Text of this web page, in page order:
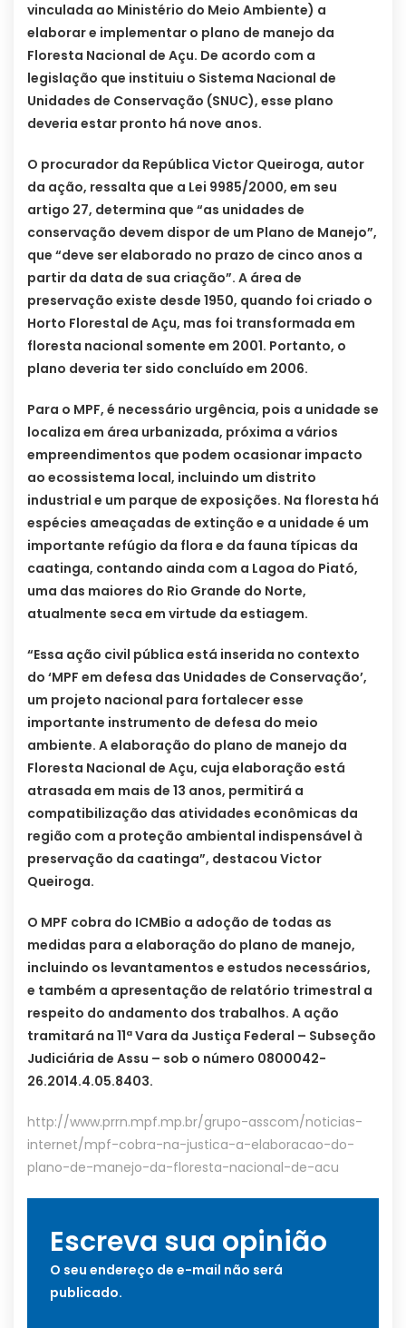
vinculada ao Ministério do Meio Ambiente) a
elaborar e implementar o plano de manejo da
Floresta Nacional de Açu. De acordo com a
legislação que instituiu o Sistema Nacional de
Unidades de Conservação (SNUC), esse plano
deveria estar pronto há nove anos.
O procurador da República Victor Queiroga, autor
da ação, ressalta que a Lei 9985/2000, em seu
artigo 27, determina que “as unidades de
conservação devem dispor de um Plano de Manejo”,
que “deve ser elaborado no prazo de cinco anos a
partir da data de sua criação”. A área de
preservação existe desde 1950, quando foi criado o
Horto Florestal de Açu, mas foi transformada em
floresta nacional somente em 2001. Portanto, o
plano deveria ter sido concluído em 2006.
Para o MPF, é necessário urgência, pois a unidade se
localiza em área urbanizada, próxima a vários
empreendimentos que podem ocasionar impacto
ao ecossistema local, incluindo um distrito
industrial e um parque de exposições. Na floresta há
espécies ameaçadas de extinção e a unidade é um
importante refúgio da flora e da fauna típicas da
caatinga, contando ainda com a Lagoa do Piató,
uma das maiores do Rio Grande do Norte,
atualmente seca em virtude da estiagem.
“Essa ação civil pública está inserida no contexto
do ‘MPF em defesa das Unidades de Conservação’,
um projeto nacional para fortalecer esse
importante instrumento de defesa do meio
ambiente. A elaboração do plano de manejo da
Floresta Nacional de Açu, cuja elaboração está
atrasada em mais de 13 anos, permitirá a
compatibilização das atividades econômicas da
região com a proteção ambiental indispensável à
preservação da caatinga”, destacou Victor
Queiroga.
O MPF cobra do ICMBio a adoção de todas as
medidas para a elaboração do plano de manejo,
incluindo os levantamentos e estudos necessários,
e também a apresentação de relatório trimestral a
respeito do andamento dos trabalhos. A ação
tramitará na 11ª Vara da Justiça Federal – Subseção
Judiciária de Assu – sob o número 0800042-
26.2014.4.05.8403.
http://www.prrn.mpf.mp.br/grupo-asscom/noticias-
internet/mpf-cobra-na-justica-a-elaboracao-do-
plano-de-manejo-da-floresta-nacional-de-acu
Escreva sua opinião
O seu endereço de e-mail não será
publicado.